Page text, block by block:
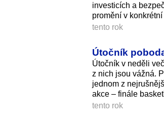
investicích a
promění v
tento rok
Útočník
Útočník v neděli
z nich jsou vážná.
jednom z
akce – finále
tento rok